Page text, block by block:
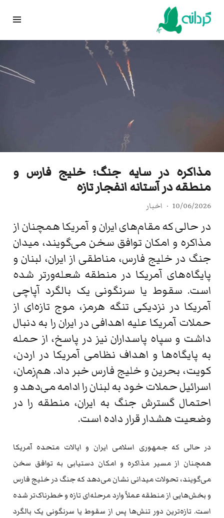
Skip
content
مذاکره در سایه جنگ؛ خلیج فارس و
منطقه در آستانه انفجار تازه
10/06/2026 اخبار
در حالی که مقام‌های ایران و آمریکا همچنان از
مذاکره و امکان توافق سخن می‌گویند، میدان
جنگ در خلیج فارس، مناطقی از ایران، لبنان و
پایگاه‌های آمریکا در منطقه شعله‌ورتر شده
است. سقوط یا سرنگونی یک بالگرد آپاچی
آمریکا در نزدیکی تنگه هرمز، موج تازه‌ای از
حملات آمریکا علیه اهدافی در ایران را به دنبال
داشت و سپاه پاسداران نیز در پاسخ، از حمله
به پایگاه‌ها و اهداف نظامی آمریکا در اردن،
کویت، بحرین و خلیج فارس خبر داد. هم‌زمان،
اسرائیل حملات خود به لبنان را ادامه می‌دهد و
احتمال گسترش جنگ به ایران، منطقه را در
وضعیت هشدار قرار داده است.
در حالی که جمهوری اسلامی ایران و ایالات متحده آمریکا
همچنان از مسیر مذاکره و امکان دستیابی به توافق سخن
می‌گویند، تحولات میدانی نشان می‌دهد که جنگ در خلیج فارس
و بخش‌هایی از منطقه عملاً وارد مرحله‌ای تازه و خطرناک‌تر شده
است. تازه‌ترین دور تنش‌ها پس از سقوط یا سرنگونی یک بالگرد